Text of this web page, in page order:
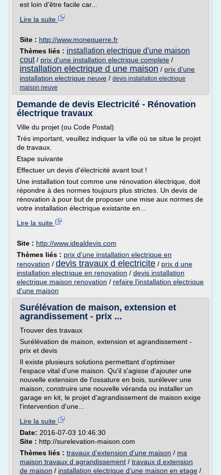
est loin d'être facile car...
Lire la suite
Site : http://www.monequerre.fr
Thèmes liés : installation electrique d'une maison
cout/ prix d'une installation electrique complete /
installation electrique d une maison / prix d'une
installation electrique neuve / devis installation electrique
maison neuve
Demande de devis Electricité - Rénovation
électrique travaux
Ville du projet (ou Code Postal)
Très important, veuillez indiquer la ville où se situe le projet
de travaux.
Etape suivante
Effectuer un devis d'électricité avant tout !
Une installation tout comme une rénovation électrique, doit
répondre à des normes toujours plus strictes. Un devis de
rénovation à pour but de proposer une mise aux normes de
votre installation électrique existante en...
Lire la suite
Site : http://www.idealdevis.com
Thèmes liés : prix d'une installation electrique en
renovation / devis travaux d electricite / prix d une
installation electrique en renovation / devis installation
electrique maison renovation / refaire l'installation electrique
d'une maison
Surélévation de maison, extension et
agrandissement - prix ...
Trouver des travaux
Surélévation de maison, extension et agrandissement -
prix et devis
Il existe plusieurs solutions permettant d'optimiser
l'espace vital d'une maison. Qu'il s'agisse d'ajouter une
nouvelle extension de l'ossature en bois, surélever une
maison, construire une nouvelle véranda ou installer un
garage en kit, le projet d'agrandissement de maison exige
l'intervention d'une...
Lire la suite
Date: 2016-07-03 10:46:30
Site : http://surelevation-maison.com
Thèmes liés : travaux d'extension d'une maison / ma
maison travaux d agrandissement / travaux d extension
de maison / installation electrique d'une maison en etage /